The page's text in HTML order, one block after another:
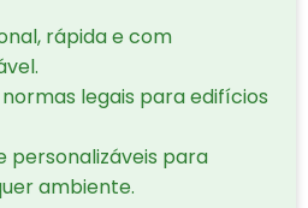
rápida e com
legais para edifícios
personalizáveis para
ambiente.